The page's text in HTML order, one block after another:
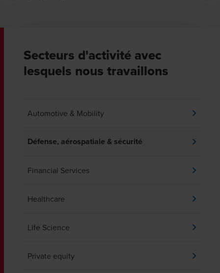
Secteurs d'activité avec
lesquels nous travaillons
Automotive & Mobility
Défense, aérospatiale & sécurité
Financial Services
Healthcare
Life Science
Private equity